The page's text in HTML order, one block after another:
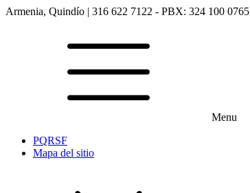
Armenia, Quindío | 316 622 7122 - PBX: 324 100 0765
Menu
PQRSF
Mapa del sitio